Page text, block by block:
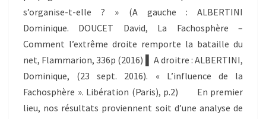
ET
S’ORGANISE-
ELLE
?
s’organise-t-elle ? » (A gauche : ALBERTINI
Dominique. DOUCET David, La Fachosphère –
Comment l’extrême droite remporte la bataille du
net, Flammarion, 336p (2016) ▌ A droitre : ALBERTINI,
Dominique, (23 sept. 2016). « L’influence de la
Fachosphère ». Libération (Paris), p.2) En premier
lieu, nos résultats proviennent soit d’une analyse de